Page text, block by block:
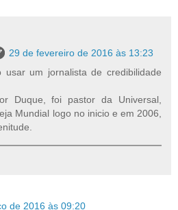
29 de fevereiro de 2016 às 13:23
usar um jornalista de credibilidade
Duque, foi pastor da Universal,
Mundial logo no inicio e em 2006,
de 2016 às 09:20